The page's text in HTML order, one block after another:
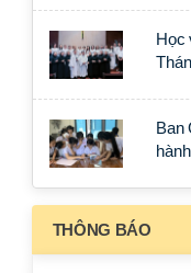
Học
Ban
THÔNG BÁO